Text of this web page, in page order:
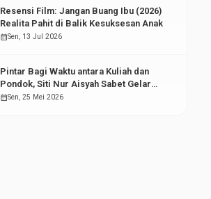
Resensi Film: Jangan Buang Ibu (2026)
Realita Pahit di Balik Kesuksesan Anak
calendar_monthSen, 13 Jul 2026
Pintar Bagi Waktu antara Kuliah dan
Pondok, Siti Nur Aisyah Sabet Gelar
Wisudawan Terbaik
calendar_monthSen, 25 Mei 2026